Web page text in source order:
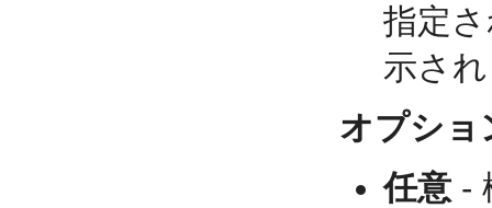
指定
示さ
オプショ
任意 -